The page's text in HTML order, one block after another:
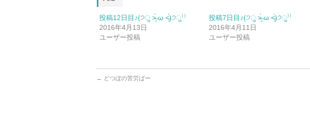
投稿12日目♪(੭ु ˃̶͈̀ ω ˂̶͈́)੭ु⁾⁾
2016年4月13日
ユーザー投稿
投稿7日目♪(੭ु ˃̶͈̀ ω ˂̶͈́)੭ु⁾⁾
2016年4月11日
ユーザー投稿
← どつぼの苦労ばー